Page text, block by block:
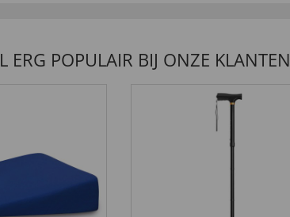
ERG POPULAIR BIJ ONZE KLANTEN